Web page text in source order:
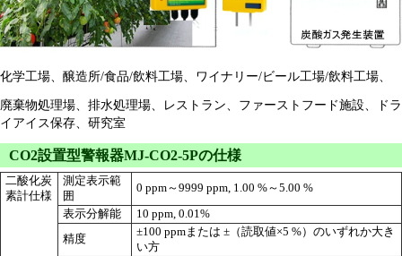
化学工場、醸造所/食品/飲料工場、ワイナリー/ビール工場/飲料工場、
廃棄物処理場、排水処理場、レストラン、ファーストフード施設、ドラ
イアイス保存、研究室
CO2設置型警報器MJ-CO2-5Pの仕様
二酸化炭
素計仕様
測定表示範
囲
0 ppm～9999 ppm, 1.00 %～5.00 %
表示分解能
10 ppm, 0.01%
精度
±100 ppmまたは ±（読取値×5 %）のいずれか大き
い方